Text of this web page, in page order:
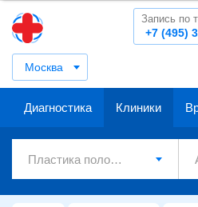
Москва
+7 (495)
Запись по
Диагностика Клиники